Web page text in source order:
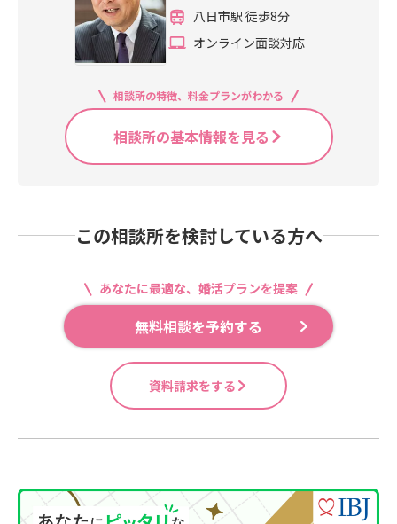
八日市駅 徒歩8分
オンライン面談対応
相談所の特徴、料金プランがわかる
相談所の基本情報を見る
この相談所を検討している方へ
あなたに最適な、婚活プランを提案
無料相談を予約する
資料請求をする